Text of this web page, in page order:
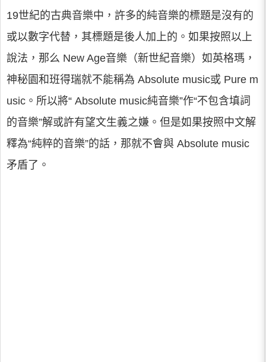
19世紀的古典音樂中，許多的純音樂的標題是沒有的
或以數字代替，其標題是後人加上的。如果按照以上
說法，那么 New Age音樂（新世紀音樂）如英格瑪，
神秘園和班得瑞就不能稱為 Absolute music或 Pure m
usic。所以將“ Absolute music純音樂”作“不包含填詞
的音樂”解或許有望文生義之嫌。但是如果按照中文解
釋為“純粹的音樂”的話，那就不會與 Absolute music
矛盾了。